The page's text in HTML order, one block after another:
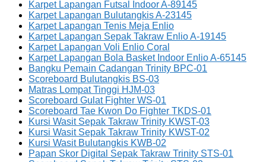
Karpet Lapangan Futsal Indoor A-89145
Karpet Lapangan Bulutangkis A-23145
Karpet Lapangan Tenis Meja Enlio
Karpet Lapangan Sepak Takraw Enlio A-19145
Karpet Lapangan Voli Enlio Coral
Karpet Lapangan Bola Basket Indoor Enlio A-65145
Bangku Pemain Cadangan Trinity BPC-01
Scoreboard Bulutangkis BS-03
Matras Lompat Tinggi HJM-03
Scoreboard Gulat Fighter WS-01
Scoreboard Tae Kwon Do Fighter TKDS-01
Kursi Wasit Sepak Takraw Trinity KWST-03
Kursi Wasit Sepak Takraw Trinity KWST-02
Kursi Wasit Bulutangkis KWB-02
Papan Skor Digital Sepak Takraw Trinity STS-01